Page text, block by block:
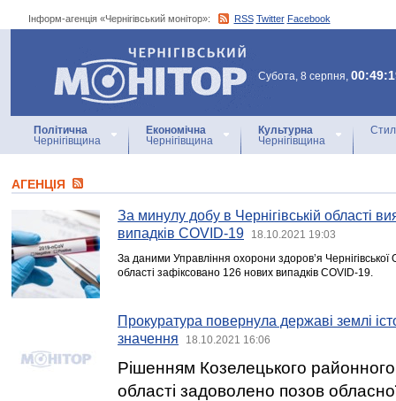
Інформ-агенція «Чернігівський монітор»: RSS Twitter Facebook
Інформ-агенція
«Чернігівський монітор»
Субота, 8 серпня,
Політична
Чернігівщина
Економічна
Чернігівщина
Культурна
Чернігівщина
АГЕНЦIЯ
За минулу добу в Чернігівській області
випадків COVID-19
18.10.2021 19:03
За даними Управління охорони здоров’я
області зафіксовано 126 нових випадків COVID-19.
Прокуратура повернула державі землі
значення
18.10.2021 16:06
Рішенням Козелецького районного
області задоволено позов